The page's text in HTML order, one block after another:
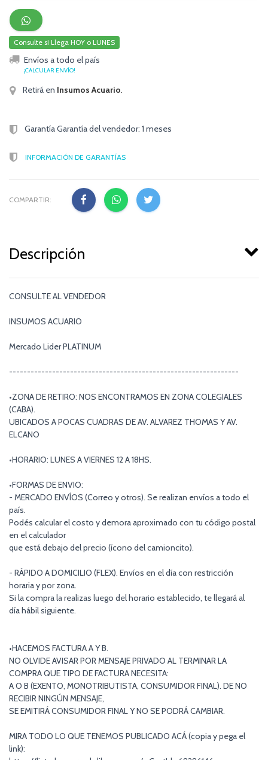
Consulte si Llega HOY o LUNES
Envíos a todo el país
¡CALCULAR ENVÍO!
Retirá en Insumos Acuario.
Garantía Garantía del vendedor: 1 meses
INFORMACIÓN DE GARANTÍAS
COMPARTIR:
Descripción
CONSULTE AL VENDEDOR
INSUMOS ACUARIO
Mercado Lider PLATINUM
----------------------------------------------------------------
•ZONA DE RETIRO: NOS ENCONTRAMOS EN ZONA COLEGIALES
(CABA).
UBICADOS A POCAS CUADRAS DE AV. ALVAREZ THOMAS Y AV.
ELCANO
•HORARIO: LUNES A VIERNES 12 A 18HS.
•FORMAS DE ENVIO:
- MERCADO ENVÍOS (Correo y otros). Se realizan envíos a todo el
país.
Podés calcular el costo y demora aproximado con tu código postal
en el calculador
que está debajo del precio (ícono del camioncito).
- RÁPIDO A DOMICILIO (FLEX). Envíos en el día con restricción
horaria y por zona.
Si la compra la realizas luego del horario establecido, te llegará al
día hábil siguiente.
•HACEMOS FACTURA A Y B.
NO OLVIDE AVISAR POR MENSAJE PRIVADO AL TERMINAR LA
COMPRA QUE TIPO DE FACTURA NECESITA:
A O B (EXENTO, MONOTRIBUTISTA, CONSUMIDOR FINAL). DE NO
RECIBIR NINGÚN MENSAJE,
SE EMITIRÁ CONSUMIDOR FINAL Y NO SE PODRÁ CAMBIAR.
MIRA TODO LO QUE TENEMOS PUBLICADO ACÁ (copia y pega el
link):